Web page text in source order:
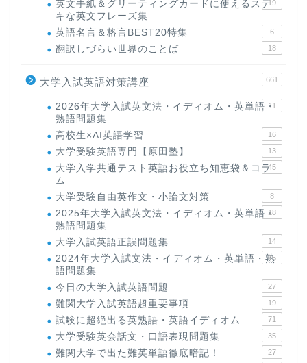
英文手紙＆グリーティングカードに使えるステ
キな英文フレーズ集
19
英語名言＆格言BEST20特集 6
翻訳しづらい世界のことば 18
大学入試英語対策講座 661
2026年大学入試英文法・イディオム・英単語・
熟語問題集
11
高校生×AI英語学習 16
大学受験英語専門【原田塾】 13
大学入学共通テスト英語お役立ち知恵袋＆コラ
ム
45
大学受験自由英作文・小論文対策 8
2025年大学入試英文法・イディオム・英単語・
熟語問題集
18
大学入試英語正誤問題集 14
2024年大学入試文法・イディオム・英単語・熟
語問題集
15
今日の大学入試英語問題 27
難関大学入試英語超重要事項 19
試験に超絶出る英熟語・英語イディオム 71
大学受験英会話文・口語表現問題集 35
難関大学で出た難英単語徹底暗記！ 27